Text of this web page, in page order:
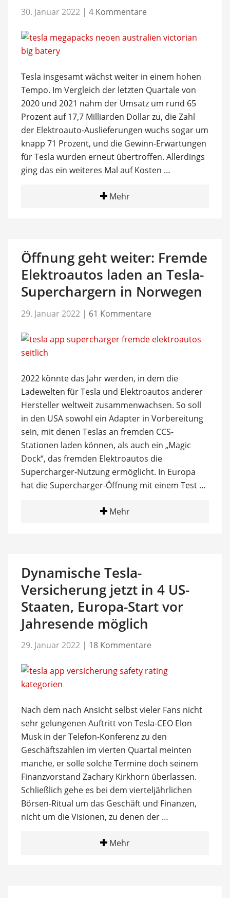
30. Januar 2022 | 4 Kommentare
Tesla insgesamt wächst weiter in einem hohen
Tempo. Im Vergleich der letzten Quartale von
2020 und 2021 nahm der Umsatz um rund 65
Prozent auf 17,7 Milliarden Dollar zu, die Zahl
der Elektroauto-Auslieferungen wuchs sogar um
knapp 71 Prozent, und die Gewinn-Erwartungen
für Tesla wurden erneut übertroffen. Allerdings
ging das ein weiteres Mal auf Kosten …
Mehr
Öffnung geht weiter: Fremde
Elektroautos laden an Tesla-
Superchargern in Norwegen
29. Januar 2022 | 61 Kommentare
2022 könnte das Jahr werden, in dem die
Ladewelten für Tesla und Elektroautos anderer
Hersteller weltweit zusammenwachsen. So soll
in den USA sowohl ein Adapter in Vorbereitung
sein, mit denen Teslas an fremden CCS-
Stationen laden können, als auch ein „Magic
Dock“, das fremden Elektroautos die
Supercharger-Nutzung ermöglicht. In Europa
hat die Supercharger-Öffnung mit einem Test …
Mehr
Dynamische Tesla-
Versicherung jetzt in 4 US-
Staaten, Europa-Start vor
Jahresende möglich
29. Januar 2022 | 18 Kommentare
Nach dem nach Ansicht selbst vieler Fans nicht
sehr gelungenen Auftritt von Tesla-CEO Elon
Musk in der Telefon-Konferenz zu den
Geschäftszahlen im vierten Quartal meinten
manche, er solle solche Termine doch seinem
Finanzvorstand Zachary Kirkhorn überlassen.
Schließlich gehe es bei dem vierteljährlichen
Börsen-Ritual um das Geschäft und Finanzen,
nicht um die Visionen, zu denen der …
Mehr